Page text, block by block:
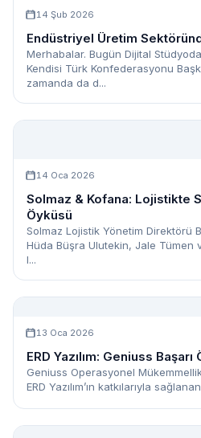
14 Şub 2026
Endüstriyel Üretim
Merhabalar. Bugün Dijital
Kendisi Türk Konfederasyonu
zamanda da d...
14 Oca 2026
Solmaz & Kofana: Lojistikte
Öyküsü
Solmaz Lojistik Yönetim Direktörü
Hüda Büşra Ulutekin, Jale Tümen
l...
13 Oca 2026
ERD Yazılım: Geniuss Başarı
Geniuss Operasyonel
ERD Yazılım’ın katkılarıyla